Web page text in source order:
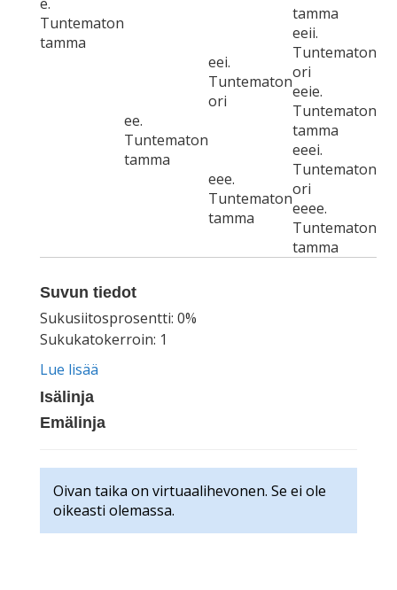
Tuntematon
tamma
tamma
ee.
Tuntematon
tamma
eei.
Tuntematon
ori
eeii.
Tuntematon
ori
eeie.
Tuntematon
tamma
eee.
Tuntematon
tamma
eeei.
Tuntematon
ori
eeee.
Tuntematon
tamma
Suvun tiedot
Sukusiitosprosentti: 0%
Sukukatokerroin: 1
Lue lisää
Isälinja
Emälinja
Oivan taika on virtuaalihevonen. Se ei ole
oikeasti olemassa.